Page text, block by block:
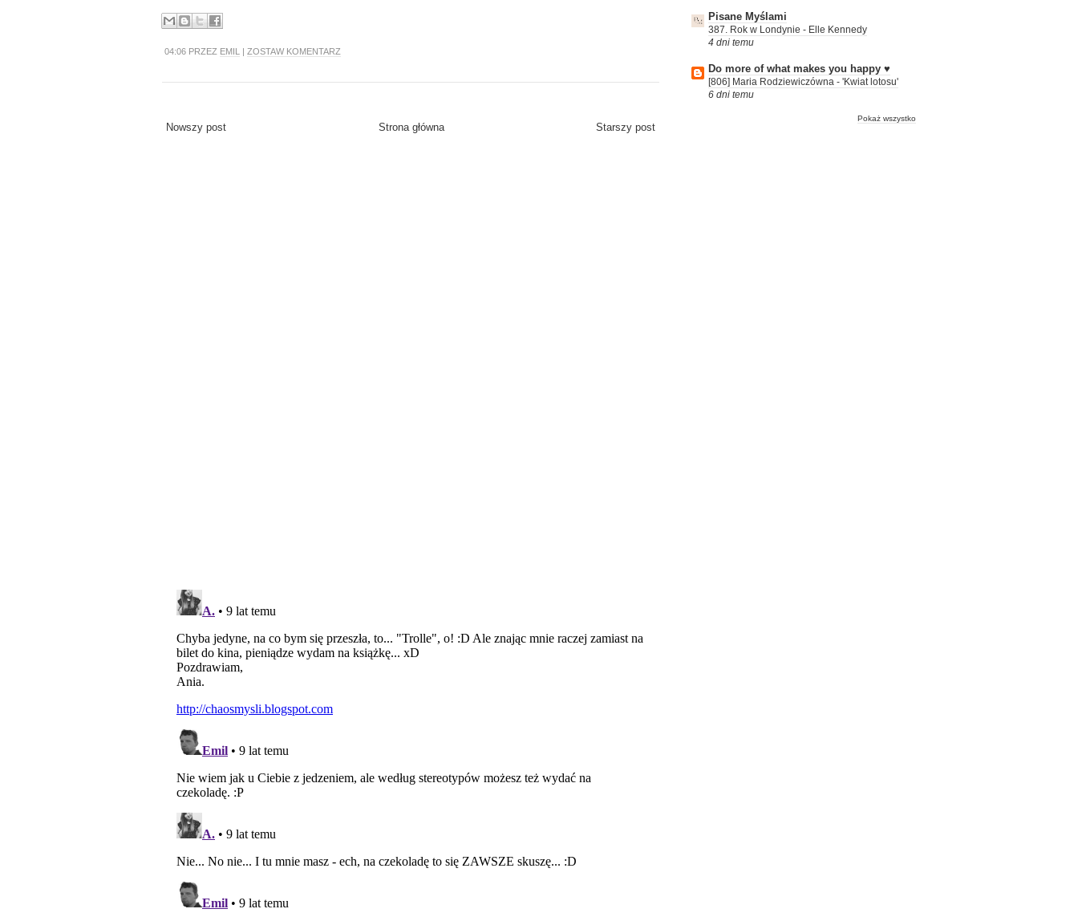
04:06 PRZEZ EMIL | ZOSTAW KOMENTARZ
Nowszy post Starszy post
Strona główna
Pisane Myślami
387. Rok w Londynie - Elle Kennedy
4 dni temu
Do more of what makes you happy ♥
[806] Maria Rodziewiczówna - 'Kwiat lotosu'
6 dni temu
Pokaż wszystko